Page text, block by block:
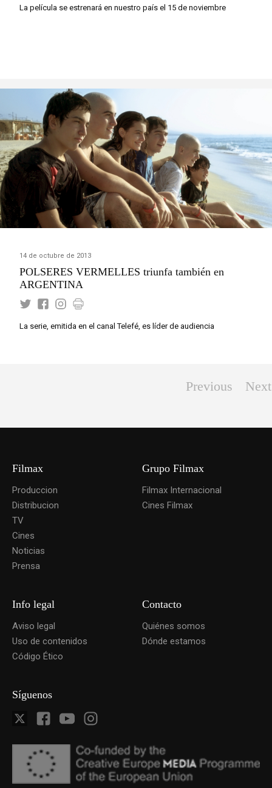
La película se estrenará en nuestro país el 15 de noviembre
14 de octubre de 2013
POLSERES VERMELLES triunfa también en
ARGENTINA
La serie, emitida en el canal Telefé, es líder de audiencia
Previous Next
Filmax
Produccion
Distribucion
TV
Cines
Noticias
Prensa
Grupo Filmax
Filmax Internacional
Cines Filmax
Info legal
Aviso legal
Uso de contenidos
Código Ético
Contacto
Quiénes somos
Dónde estamos
Síguenos